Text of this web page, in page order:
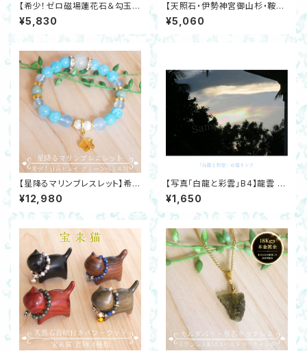
【希少！ゼロ磁場蓮花石＆勾玉ア
メジスト付ストラップ】ルチルクォ
ーツ・ヘマタイト・水晶 開運 邪
気除け
¥5,830
【天照石・伊勢神宮御山杉・鞍馬
石付ペガサスキーホルダー】ム
ーンストーン 陰陽 ゴールド シ
ルバー開運 金運 邪気除け
¥5,060
【星降るマリンブレスレット】希
少！日高ヒスイ・グリーンベリル・
アクアマリン・ラリマー・シトリ
ン・シェルパール 金運 恋愛運 邪
¥12,980
【写真「白龍と彩雲」B4】龍雲 虹
色 空 南インド ダウンロード 開
運 高波動
¥1,650